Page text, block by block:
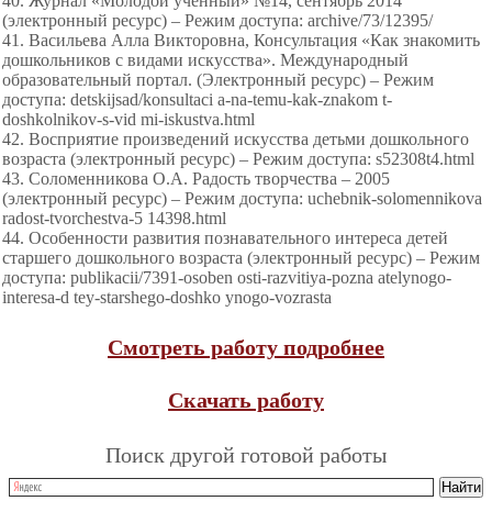
(электронный ресурс) – Режим доступа: archive/73/12395/
41. Васильева Алла Викторовна, Консультация «Как знакомить
дошкольников с видами искусства». Международный
образовательный портал. (Электронный ресурс) – Режим
доступа: detskijsad/konsultaci a-na-temu-kak-znakom t-
doshkolnikov-s-vid mi-iskustva.html
42. Восприятие произведений искусства детьми дошкольного
возраста (электронный ресурс) – Режим доступа: s52308t4.html
43. Соломенникова О.А. Радость творчества – 2005
(электронный ресурс) – Режим доступа: uchebnik-solomennikova
radost-tvorchestva-5 14398.html
44. Особенности развития познавательного интереса детей
старшего дошкольного возраста (электронный ресурс) – Режим
доступа: publikacii/7391-osoben osti-razvitiya-pozna atelynogo-
interesa-d tey-starshego-doshko ynogo-vozrasta
Смотреть работу подробнее
Скачать работу
Поиск другой готовой работы